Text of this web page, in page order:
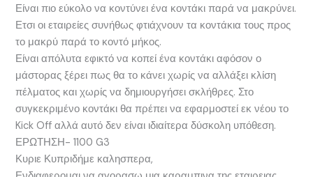
Είναι πιο εύκολο να κοντύνει ένα κοντάκι παρά να μακρύνει.
Ετσι οι εταιρείες συνήθως φτιάχνουν τα κοντάκια τους προς
το μακρύ παρά το κοντό μήκος.
Είναι απόλυτα εφικτό να κοπεί ένα κοντάκι αφόσον ο
μάστορας ξέρει πως θα το κάνει χωρίς να αλλάξει κλίση
πέλματος και χωρίς να δημιουργήσει σκλήθρες. Στο
συγκεκριμένο κοντάκι θα πρέπει να εφαρμοστεί εκ νέου το
Kick Off αλλά αυτό δεν είναι ιδιαίτερα δύσκολη υπόθεση.
ΕΡΩΤΗΣΗ- 1100 G3
Κυριε Κυπριδήμε καλησπερα,